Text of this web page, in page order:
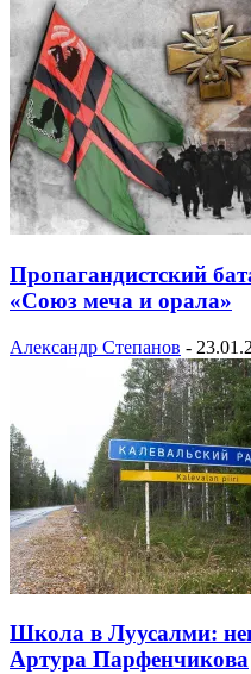
Пропагандистский
«Союз меча и орала»
Александр Степанов -
Школа в Луусалми:
Артура Парфенчикова